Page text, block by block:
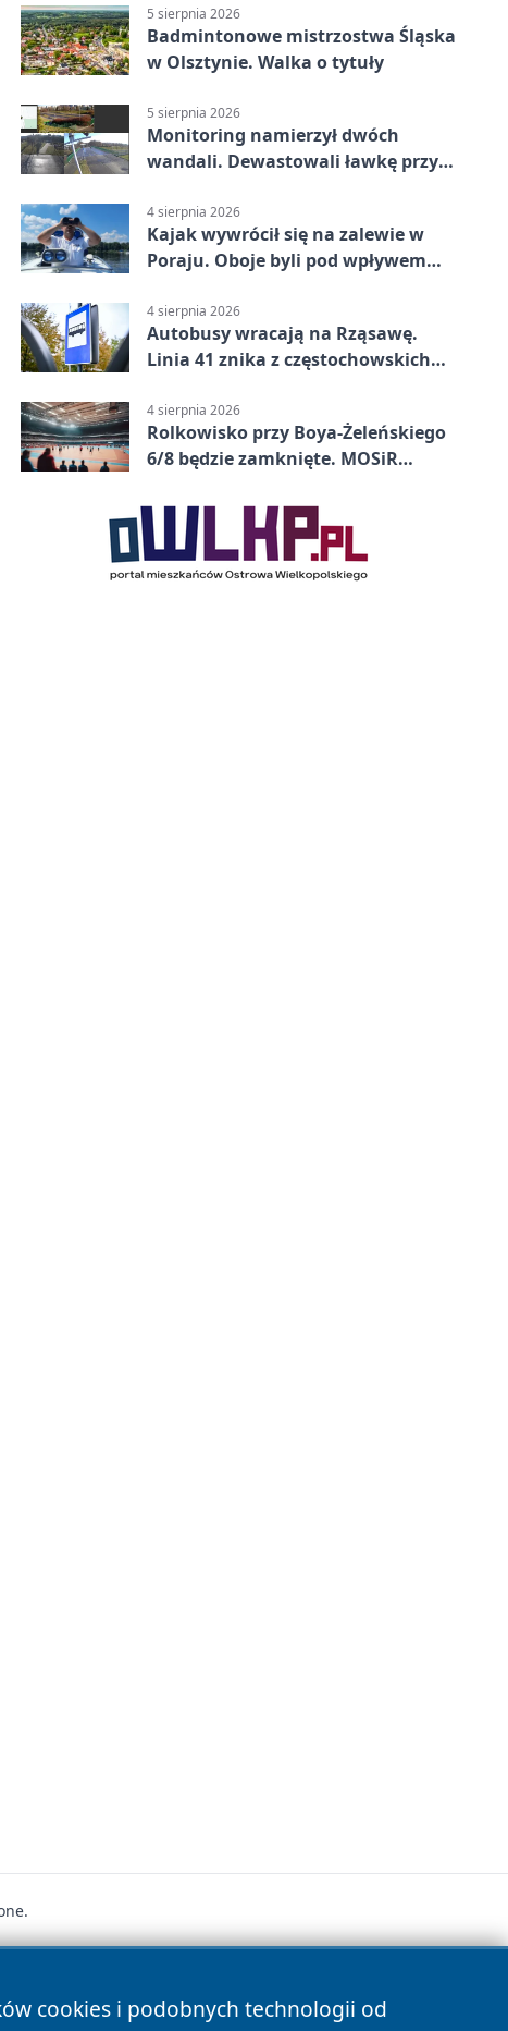
5 sierpnia 2026
Badmintonowe mistrzostwa Śląska
w Olsztynie. Walka o tytuły
5 sierpnia 2026
Monitoring namierzył dwóch
wandali. Dewastowali ławkę przy
4 sierpnia 2026
Kajak wywrócił się na zalewie w
Poraju. Oboje byli pod wpływem
4 sierpnia 2026
Autobusy wracają na Rząsawę.
Linia 41 znika z częstochowskich
4 sierpnia 2026
Rolkowisko przy Boya-Żeleńskiego
6/8 będzie zamknięte. MOSiR
cookies i podobnych technologii od